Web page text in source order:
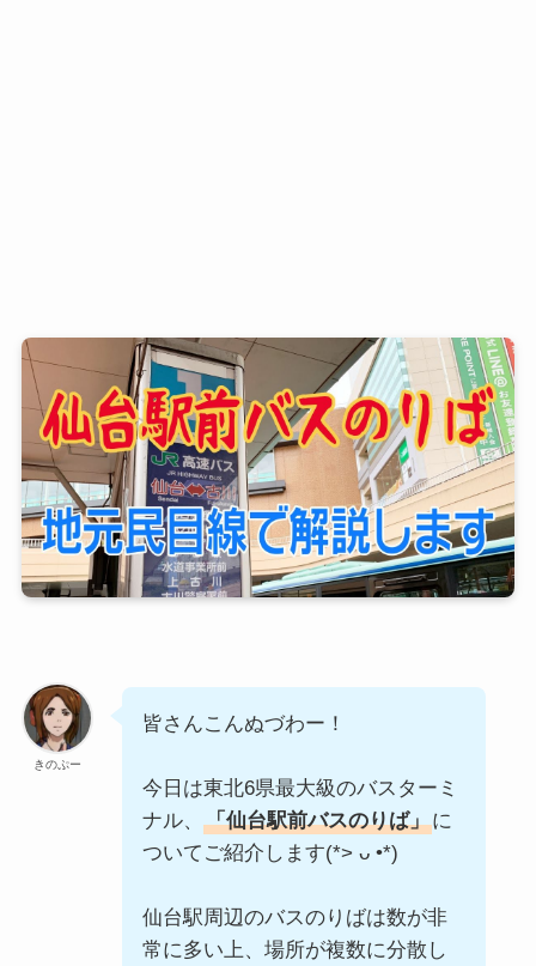
きのぷー
皆さんこんぬづわー！
今日は東北6県最大級のバスターミ
ナル、
「仙台駅前バスのりば」に
ついてご紹介します(*> ᴗ •*)ゞ
仙台駅周辺のバスのりばは数が非
常に多い上、場所が複数に分散し